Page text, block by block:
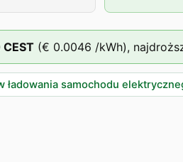
CEST (€ 0.0046 /kWh),
ładowania samochodu